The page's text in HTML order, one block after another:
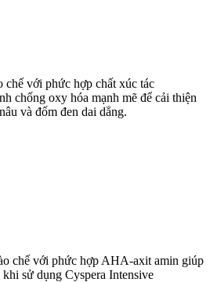
chế với phức hợp chất xúc tác
chống oxy hóa mạnh mẽ để cải thiện
và đốm đen dai dẳng.
chế với phức hợp AHA-axit amin giúp
sử dụng Cyspera Intensive